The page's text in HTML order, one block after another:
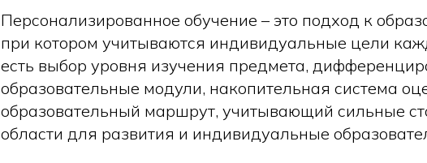
Персонализированное обучение – это подход к
при котором учитываются индивидуальные цели
есть выбор уровня изучения предмета,
образовательные модули, накопительная система
образовательный маршрут, учитывающий сильные
области для развития и индивидуальные